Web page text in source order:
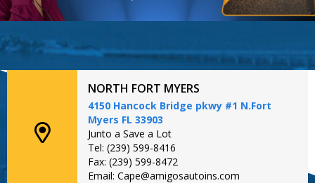
NORTH FORT MYERS
4150 Hancock Bridge pkwy #1 N.Fort
Myers FL 33903
Junto a Save a Lot
Tel: (239) 599-8416
Fax: (239) 599-8472
Email: Cape@amigosautoins.com